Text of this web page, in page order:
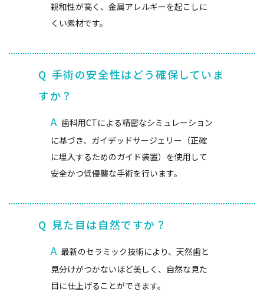
親和性が高く、金属アレルギーを起こしに
くい素材です。
Q 手術の安全性はどう確保していま
すか？
A 歯科用CTによる精密なシミュレーション
に基づき、ガイデッドサージェリー（正確
に埋入するためのガイド装置）を使用して
安全かつ低侵襲な手術を行います。
Q 見た目は自然ですか？
A 最新のセラミック技術により、天然歯と
見分けがつかないほど美しく、自然な見た
目に仕上げることができます。